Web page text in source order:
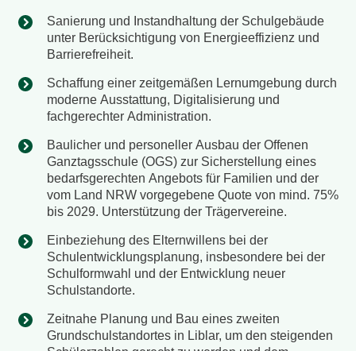
Sanierung und Instandhaltung der Schulgebäude
unter Berücksichtigung von Energieeffizienz und
Barrierefreiheit.
Schaffung einer zeitgemäßen Lernumgebung durch
moderne Ausstattung, Digitalisierung und
fachgerechter Administration.
Baulicher und personeller Ausbau der Offenen
Ganztagsschule (OGS) zur Sicherstellung eines
bedarfsgerechten Angebots für Familien und der
vom Land NRW vorgegebene Quote von mind. 75%
bis 2029. Unterstützung der Trägervereine.
Einbeziehung des Elternwillens bei der
Schulentwicklungsplanung, insbesondere bei der
Schulformwahl und der Entwicklung neuer
Schulstandorte.
Zeitnahe Planung und Bau eines zweiten
Grundschulstandortes in Liblar, um den steigenden